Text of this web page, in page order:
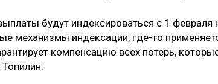
будут индексироваться с 1
механизмы индексации, где-то
компенсацию всех потерь,